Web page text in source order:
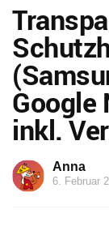
Google
inkl.
Anna
6. Februar